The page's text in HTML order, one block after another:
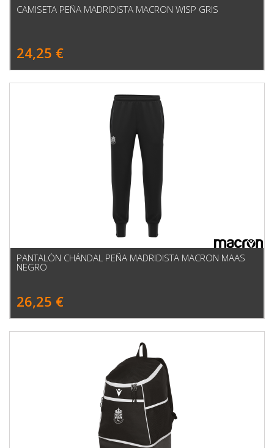
CAMISETA PEÑA MADRIDISTA MACRON WISP GRIS
24,25 €
PANTALÓN CHÁNDAL PEÑA MADRIDISTA MACRON MAAS
NEGRO
26,25 €